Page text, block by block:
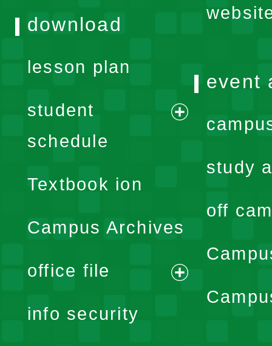
download
lesson plan
student
schedule
expand
menu
Textbook ion
Campus Archives
office file
expand
info security
event
study
off